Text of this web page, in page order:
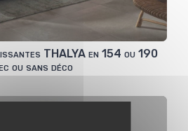
THALYA en 154 ou 190
ou sans déco